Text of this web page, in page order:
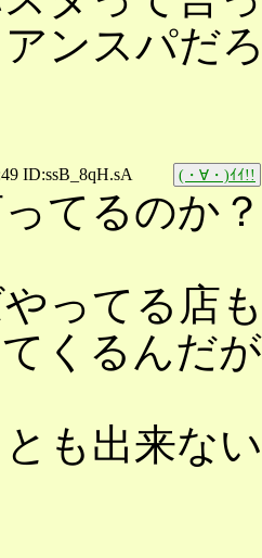
ンスパだ
ID:ssB_8qH.sA (・∀・)ｲｲ!!
てるのか？
ってる店
くるんだ
も出来な